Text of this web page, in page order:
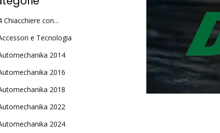
Chiacchiere con…
e Tecnologia
2014
2016
2018
2022
2024